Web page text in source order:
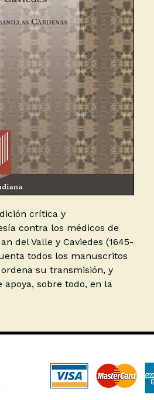
crítica y
contra los médicos de
del Valle y Caviedes (1645-
todos los manuscritos
su transmisión, y
sobre todo, en la